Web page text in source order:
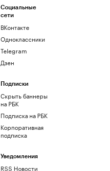
Социальные
сети
ВКонтакте
Одноклассники
Telegram
Дзен
Подписки
Скрыть баннеры
на РБК
Подписка на РБК
Корпоративная
подписка
Уведомления
RSS Новости